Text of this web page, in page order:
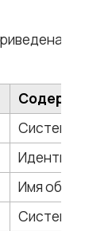
в
Содержание
Системный
Имя объекта.
Системное